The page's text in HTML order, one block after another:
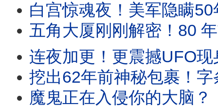
白宫惊魂夜！美军隐瞒50年的UFO黑幕：当年被
五角大厦刚刚解密！80 年前坠
连夜加更！更震撼UFO现身美军基地敏感区 当众空中
挖出62年前神秘包裹！字条指定“买
魔鬼正在入侵你的大脑？！美国顶级驱魔师亲口揭露